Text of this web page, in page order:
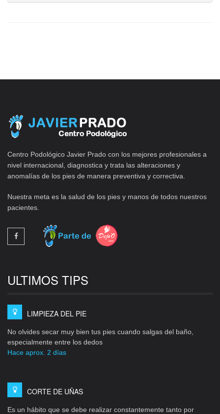
Centro Podológico Javier Prado con los mejores profesionales a
nivel internacional, diagnostica y trata las alteraciones y
anomalías de los pies de manera preventiva y correctiva.
Nuestra meta es la salud de los pies y manos de todos nuestros
pacientes.
ULTIMOS TIPS
LIMPIEZA DEL PIE
No olvides secar muy bien tus pies cuando salgas del baño,
especialmente entre los dedos
Hace aprox. 2 días
CORTE DE UÑAS
Es un hábito que se debe realizar constantemente tanto por